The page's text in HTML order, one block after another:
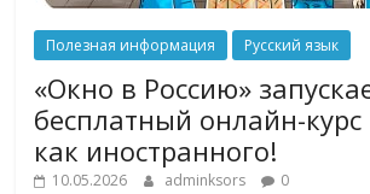
Полезная информация Русский язык
«Окно в Россию»
бесплатный онлайн-курс
как иностранного!
10.05.2026 adminksors 0